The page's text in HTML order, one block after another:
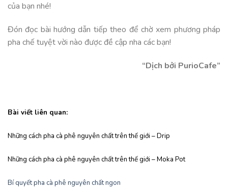
của bạn nhé!
Đón đọc bài hướng dẫn tiếp theo để chờ xem phương pháp
pha chế tuyệt vời nào được đề cập nha các bạn!
“Dịch bởi PurioCafe”
Bài viết liên quan:
Những cách pha cà phê nguyên chất trên thế giới – Drip
Những cách pha cà phê nguyên chất trên thế giới – Moka Pot
Bí quyết pha cà phê nguyên chất ngon